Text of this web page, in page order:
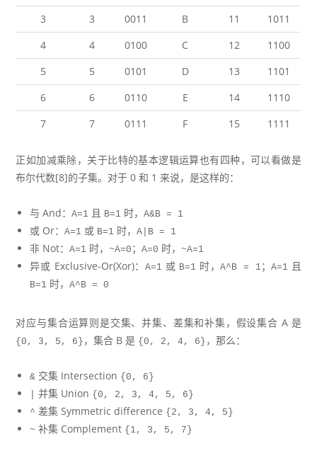
3
3 0011 B 11
1011
4
4 0100 C 12
1100
5
5 0101 D 13
1101
6
6 0110 E 14
1110
7
7 0111 F 15 1111
正如加减乘除，关于比特的基本逻辑运算也有四种，可以看做是
布尔代数[8]的子集。对于 0 和 1 来说，是这样的：
与 And：A=1 且 B=1 时，A&B = 1
或 Or：A=1 或 B=1 时，A|B = 1
非 Not：A=1 时，~A=0 ；A=0 时，~A=1
异或 Exclusive-Or(Xor)：A=1 或 B=1 时，A^B = 1； A=1且
B=1 时，A^B = 0
对应与集合运算则是交集、并集、差集和补集，假设集合 A 是
{0, 3, 5, 6} ，集合 B 是 {0, 2, 4, 6} ，那么：
& 交集 Intersection {0, 6}
并集 Union {0, 2, 3, 4, 5, 6}
^ 差集 Symmetric difference {2, 3, 4, 5}
~ 补集 Complement {1, 3, 5, 7}